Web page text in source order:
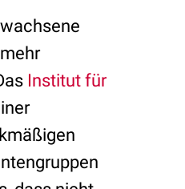
Institut für